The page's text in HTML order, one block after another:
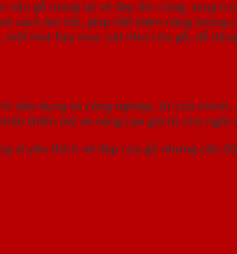
vân gỗ mang lại vẻ đẹp ấm cúng, sang
cách âm tốt, giúp tiết kiệm năng lượng
mối mọt hay mục nát như cửa gỗ, dễ
dân dụng và công nghiệp, từ cửa
thẩm mỹ và nâng cao giá trị cho ngôi
ai yêu thích vẻ đẹp của gỗ nhưng cần